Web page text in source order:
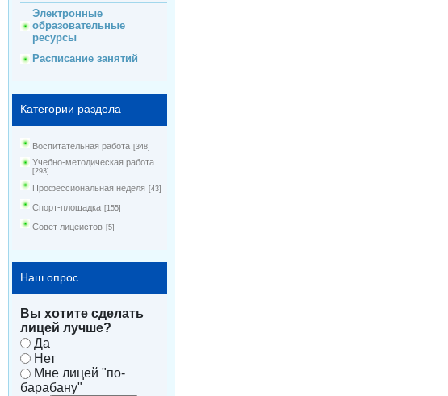
Электронные
образовательные
ресурсы
Расписание занятий
Категории раздела
Воспитательная работа [348]
Учебно-методическая работа
[293]
Профессиональная неделя [43]
Спорт-площадка [155]
Совет лицеистов [5]
Наш опрос
Вы хотите сделать
лицей лучше?
Да
Нет
Мне лицей "по-
барабану"